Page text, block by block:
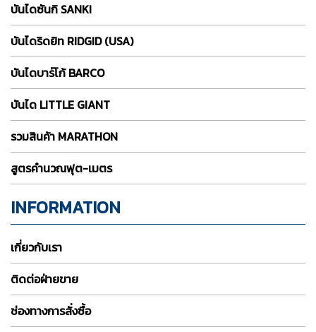
บันไดซันกิ SANKI
บันไดริดยิท RIDGID (USA)
บันไดบาร์โก้ BARCO
บันได LITTLE GIANT
รวมสินค้า MARATHON
สูตรคำนวณฟุต-เมตร
INFORMATION
เกี่ยวกับเรา
ติดต่อฝ่ายขาย
ช่องทางการสั่งซื้อ